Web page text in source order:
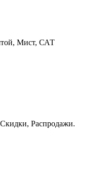
Мист, САТ
Распродажи.